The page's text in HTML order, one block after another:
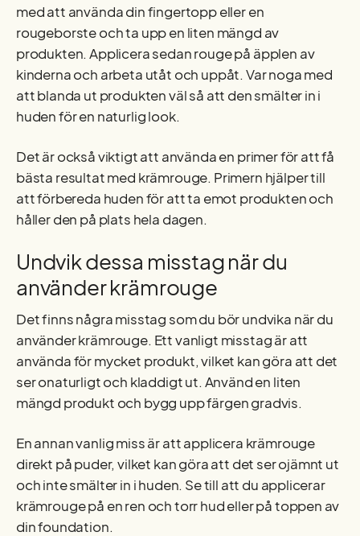
med att använda din fingertopp eller en
rougeborste och ta upp en liten mängd av
produkten. Applicera sedan rouge på äpplen av
kinderna och arbeta utåt och uppåt. Var noga med
att blanda ut produkten väl så att den smälter in i
huden för en naturlig look.
Det är också viktigt att använda en primer för att få
bästa resultat med krämrouge. Primern hjälper till
att förbereda huden för att ta emot produkten och
håller den på plats hela dagen.
Undvik dessa misstag när du
använder krämrouge
Det finns några misstag som du bör undvika när du
använder krämrouge. Ett vanligt misstag är att
använda för mycket produkt, vilket kan göra att det
ser onaturligt och kladdigt ut. Använd en liten
mängd produkt och bygg upp färgen gradvis.
En annan vanlig miss är att applicera krämrouge
direkt på puder, vilket kan göra att det ser ojämnt ut
och inte smälter in i huden. Se till att du applicerar
krämrouge på en ren och torr hud eller på toppen av
din foundation.